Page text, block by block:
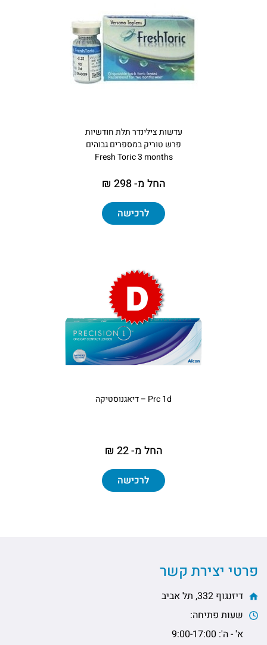
עדשות צילינדר תלת חודשיות
פרש טוריק במספרים גבוהים
Fresh Toric 3 months
החל מ- 298 ₪
לרכישה
Prc 1d – דיאגנוסטיקה
החל מ- 22 ₪
לרכישה
פרטי יצירת קשר
דיזנגוף 332, תל אביב
שעות פתיחה:
א' - ה': 9:00-17:00